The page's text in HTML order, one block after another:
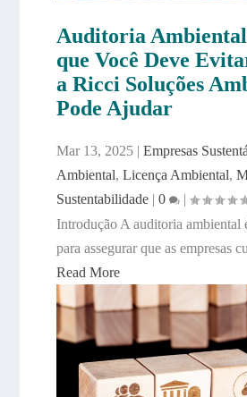
Auditoria
que Você Deve
a Ricci Soluções
Pode Ajudar
Mar 13, 2025| Empresas
Ambiental, Licença Ambiental,
Sustentabilidade| 0
|
Introdução A auditoria ambiental
para assegurar que as empresas
Read More